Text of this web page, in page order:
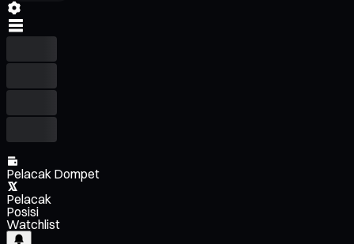
Pelacak Dompet
Pelacak
Posisi
Watchlist